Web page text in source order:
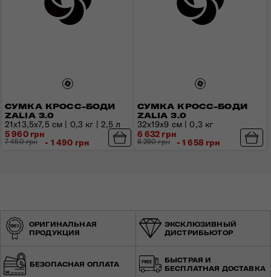
СУМКА КРОСС-БОДИ
ZALIA 3.0
21x13,5x7,5 см | 0,3 кг | 2,5 л
5 960 грн
7 450 грн - 1 490 грн
СУМКА КРОСС-БОДИ
ZALIA 3.0
32х19х9 см | 0,3 кг
6 632 грн
8 290 грн - 1 658 грн
ОРИГИНАЛЬНАЯ
ПРОДУКЦИЯ
ЭКСКЛЮЗИВНЫЙ
ДИСТРИБЬЮТОР
БЕЗОПАСНАЯ ОПЛАТА
БЫСТРАЯ И
БЕСПЛАТНАЯ ДОСТАВКА